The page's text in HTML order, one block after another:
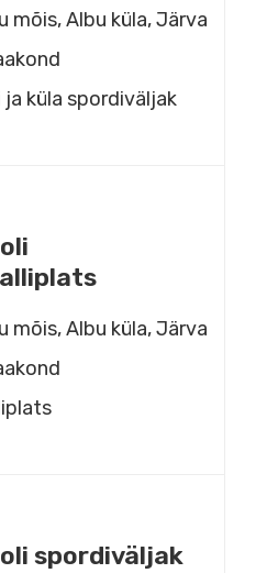
mõis, Albu küla, Järva
küla spordiväljak
mõis, Albu küla, Järva
spordiväljak